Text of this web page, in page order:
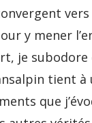
vers
y mener
je subodore
tient à
que